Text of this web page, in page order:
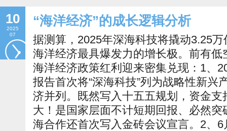
10
2025
07
“海洋经济”的成长逻辑分析
据测算，2025年深海科技将撬动3.25
海洋经济最具爆发力的增长极。前有
海洋经济政策红利迎来密集兑现：1、
报告首次将“深海科技”列为战略性新兴
济并列。既然写入十五五规划，资金
大！是国家层面不计短期回报、必然突
海合作还首次写入金砖会议宣言。2、